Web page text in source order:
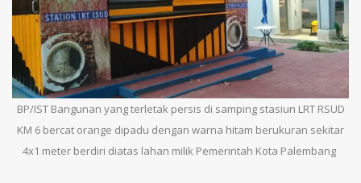
BP/IST Bangunan yang terletak persis di samping stasiun LRT RSUD
KM 6 bercat orange dipadu dengan warna hitam berukuran sekitar
4x1 meter berdiri diatas lahan milik Pemerintah Kota Palembang